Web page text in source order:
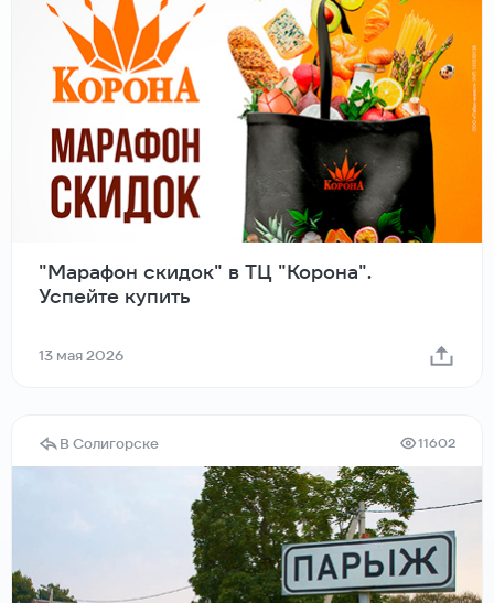
"Марафон скидок" в ТЦ "Корона".
Успейте купить
13 мая 2026
В Солигорске 11602